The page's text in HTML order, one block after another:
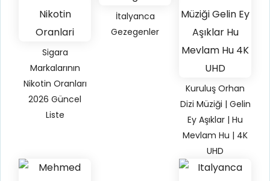
Sigara
Markalarının
Nikotin Oranları
2026 Güncel
Liste
İtalyanca
Gezegenler
Kuruluş Orhan
Dizi Müziği | Gelin
Ey Aşıklar | Hu
Mevlam Hu | 4K
UHD